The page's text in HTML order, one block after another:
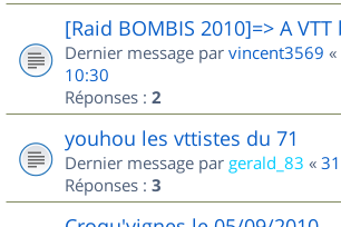
[Raid BOMBIS 2010]=> A
Dernier message par vincent3569 «
10:30
Réponses : 2
youhou les vttistes du 71
Dernier message par gerald_83 «
Réponses : 3